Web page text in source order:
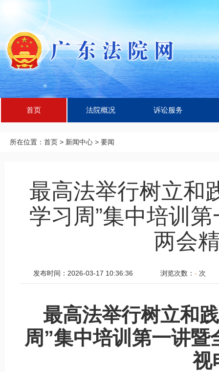
首页 法院概况 诉讼服务
所在位置： 首页 > 新闻中心 > 要闻
最高法举行树立和
学习周”集中培训
两会
发布时间：2026-03-17 10:36:36 浏览次数： - 次
最高法举行树立和
周”集中培训第一讲
视